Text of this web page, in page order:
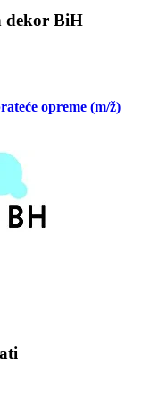
dekor BiH
opreme (m/ž)